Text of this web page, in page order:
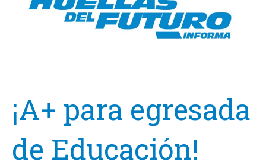
¡A+ para egresada
de Educación!